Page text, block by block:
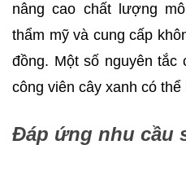
nâng cao chất lượng
thẩm mỹ và cung cấp
đồng. Một số nguyên tắc
công viên cây xanh có
Đáp ứng nhu cầu